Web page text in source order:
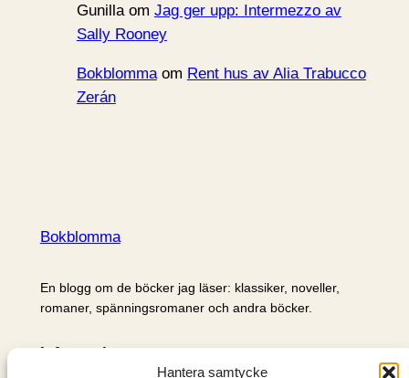
Hantera samtycke
Gunillaom Jag ger upp: Intermezzo av
Sally Rooney
Bokblommaom Rent hus av Alia Trabucco
Zerán
Bokblomma
En blogg om de böcker jag läser: klassiker, noveller,
romaner, spänningsromaner och andra böcker.
Information